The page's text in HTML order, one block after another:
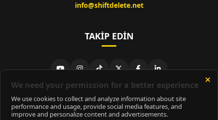
info@shiftdelete.net
TAKIP EDIN